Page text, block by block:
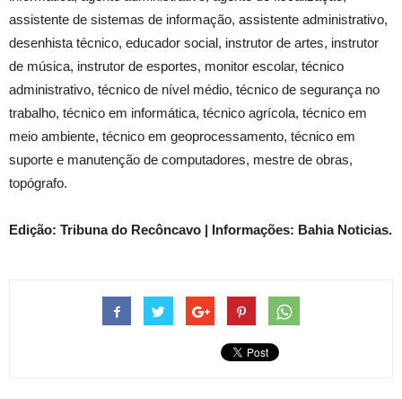
assistente de sistemas de informação, assistente administrativo,
desenhista técnico, educador social, instrutor de artes, instrutor
de música, instrutor de esportes, monitor escolar, técnico
administrativo, técnico de nível médio, técnico de segurança no
trabalho, técnico em informática, técnico agrícola, técnico em
meio ambiente, técnico em geoprocessamento, técnico em
suporte e manutenção de computadores, mestre de obras,
topógrafo.
Edição: Tribuna do Recôncavo | Informações: Bahia Noticias.